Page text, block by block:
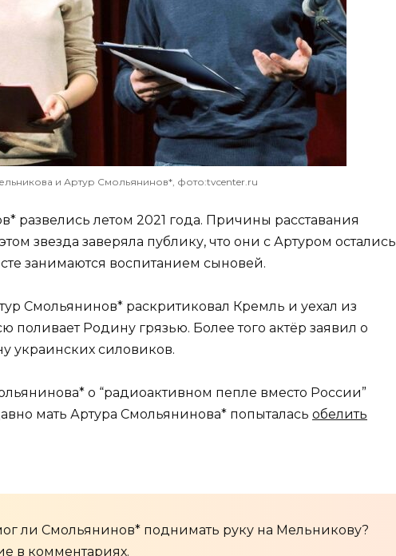
и Артур Смольянинов*, фото:tvcenter.ru
развелись летом 2021 года. Причины расставания
звезда заверяла публику, что они с Артуром остались
занимаются воспитанием сыновей.
Смольянинов* раскритиковал Кремль и уехал из
поливает Родину грязью. Более того актёр заявил о
украинских силовиков.
о “радиоактивном пепле вместо России”
мать Артура Смольянинова* попыталась обелить
ли Смольянинов* поднимать руку на Мельникову?
в комментариях.